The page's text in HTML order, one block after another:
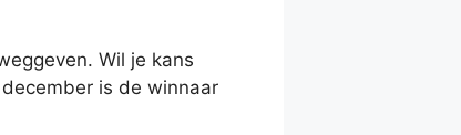
Wil je kans
is de winnaar